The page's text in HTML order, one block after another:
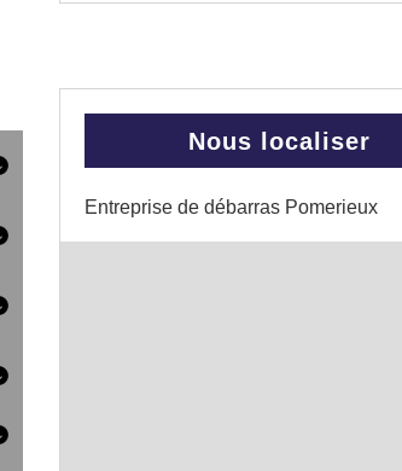
Nous localiser
Entreprise de débarras Pomerieux